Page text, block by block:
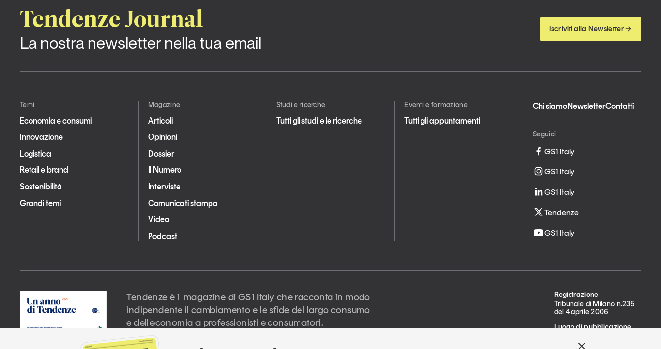
Tendenze Journal
La nostra newsletter nella tua email
Iscriviti alla Newsletter
Temi
Economia e consumi
Innovazione
Logistica
Retail e brand
Sostenibilità
Grandi temi
Magazine
Articoli
Opinioni
Dossier
Il Numero
Interviste
Comunicati stampa
Video
Podcast
Studi e ricerche
Tutti gli studi e le ricerche
Eventi e formazione
Tutti gli appuntamenti
Chi siamoNewsletterContatti
Seguici
GS1 Italy
GS1 Italy
GS1 Italy
Tendenze
GS1 Italy
Tendenze è il magazine di GS1 Italy che racconta in modo
indipendente il cambiamento e le sfide del largo consumo
e dell’economia a professionisti e consumatori.
Registrazione
Tribunale di Milano n.235
del 4 aprile 2006
Luogo di pubblicazione